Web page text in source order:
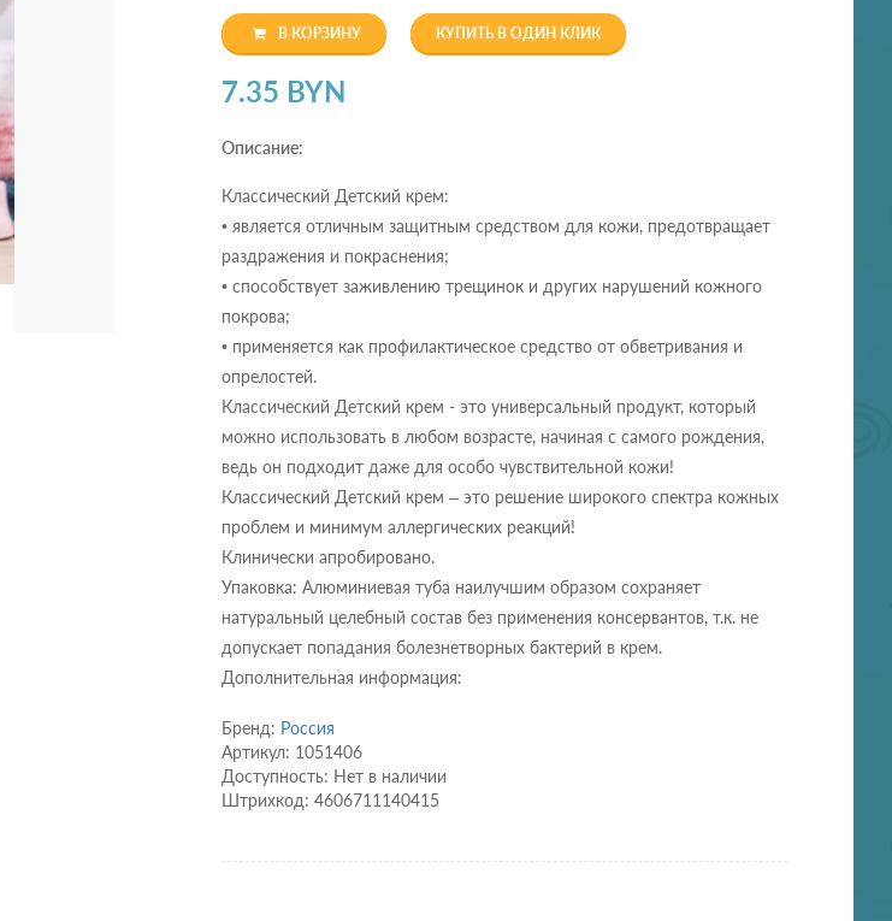
В КОРЗИНУ КУПИТЬ В ОДИН КЛИК
7.35 BYN
Описание:
Классический Детский крем:
• является отличным защитным средством для кожи, предотвращает
раздражения и покраснения;
• способствует заживлению трещинок и других нарушений кожного
покрова;
• применяется как профилактическое средство от обветривания и
опрелостей.
Классический Детский крем - это универсальный продукт, который
можно использовать в любом возрасте, начиная с самого рождения,
ведь он подходит даже для особо чувствительной кожи!
Классический Детский крем – это решение широкого спектра кожных
проблем и минимум аллергических реакций!
Клинически апробировано.
Упаковка: Алюминиевая туба наилучшим образом сохраняет
натуральный целебный состав без применения консервантов, т.к. не
допускает попадания болезнетворных бактерий в крем.
Дополнительная информация:
Бренд: Россия
Артикул: 1051406
Доступность: Нет в наличии
Штрихкод: 4606711140415